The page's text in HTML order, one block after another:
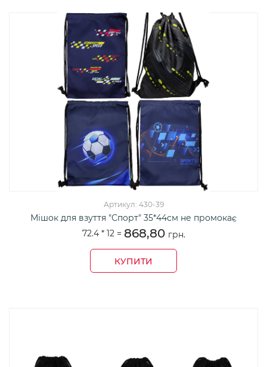
Артикул: 430-39
Мішок для взуття "Спорт" 35*44см не промокає
72.4 * 12= 868,80 грн.
КУПИТИ